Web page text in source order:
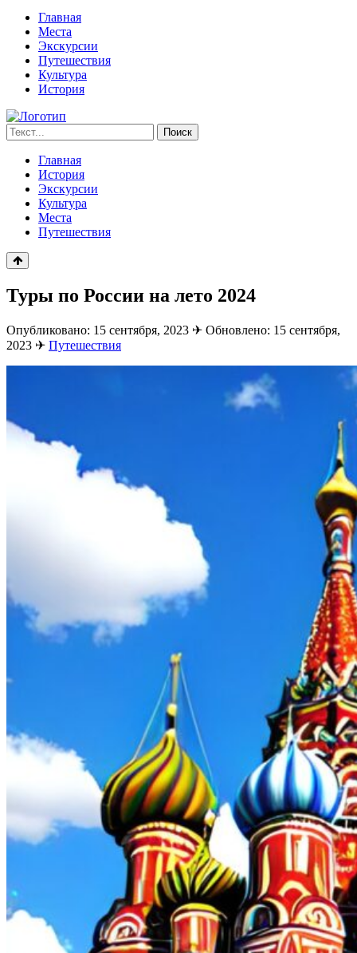
Главная
Места
Экскурсии
Путешествия
Культура
История
Запрос
для
поиска:
Поиск
Главная
История
Экскурсии
Культура
Места
Путешествия
Туры по России на лето 2024
Опубликовано: 15 сентября, 2023 ✈ Обновлено: 15 сентября,
2023 ✈ Путешествия